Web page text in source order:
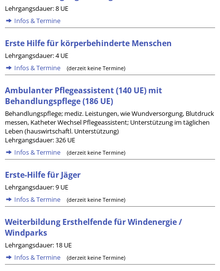
Lehrgangsdauer: 8 UE
Infos & Termine
Erste Hilfe für körperbehinderte Menschen
Lehrgangsdauer: 4 UE
Infos & Termine
(derzeit keine Termine)
Ambulanter Pflegeassistent (140 UE) mit
Behandlungspflege (186 UE)
Behandlungspflege; mediz. Leistungen, wie Wundversorgung, Blutdruck
messen, Katheter Wechsel Pflegeassistent; Unterstützung im täglichen
Leben (hauswirtschaftl. Unterstützung)
Lehrgangsdauer: 326 UE
Infos & Termine
(derzeit keine Termine)
Erste-Hilfe für Jäger
Lehrgangsdauer: 9 UE
Infos & Termine
(derzeit keine Termine)
Weiterbildung Ersthelfende für Windenergie /
Windparks
Lehrgangsdauer: 18 UE
Infos & Termine
(derzeit keine Termine)